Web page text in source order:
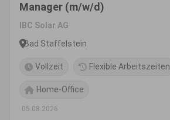
Manager (m/w/d)
IBC Solar AG
Bad Staffelstein
Vollzeit Flexible Arbeitszeiten
Home-Office
05.08.2026